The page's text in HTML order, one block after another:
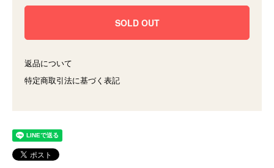
返品について
特定商取引法に基づく表記